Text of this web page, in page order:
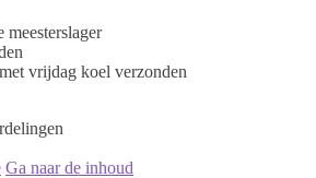
meesterslager
vrijdag koel verzonden
Ga naar de inhoud